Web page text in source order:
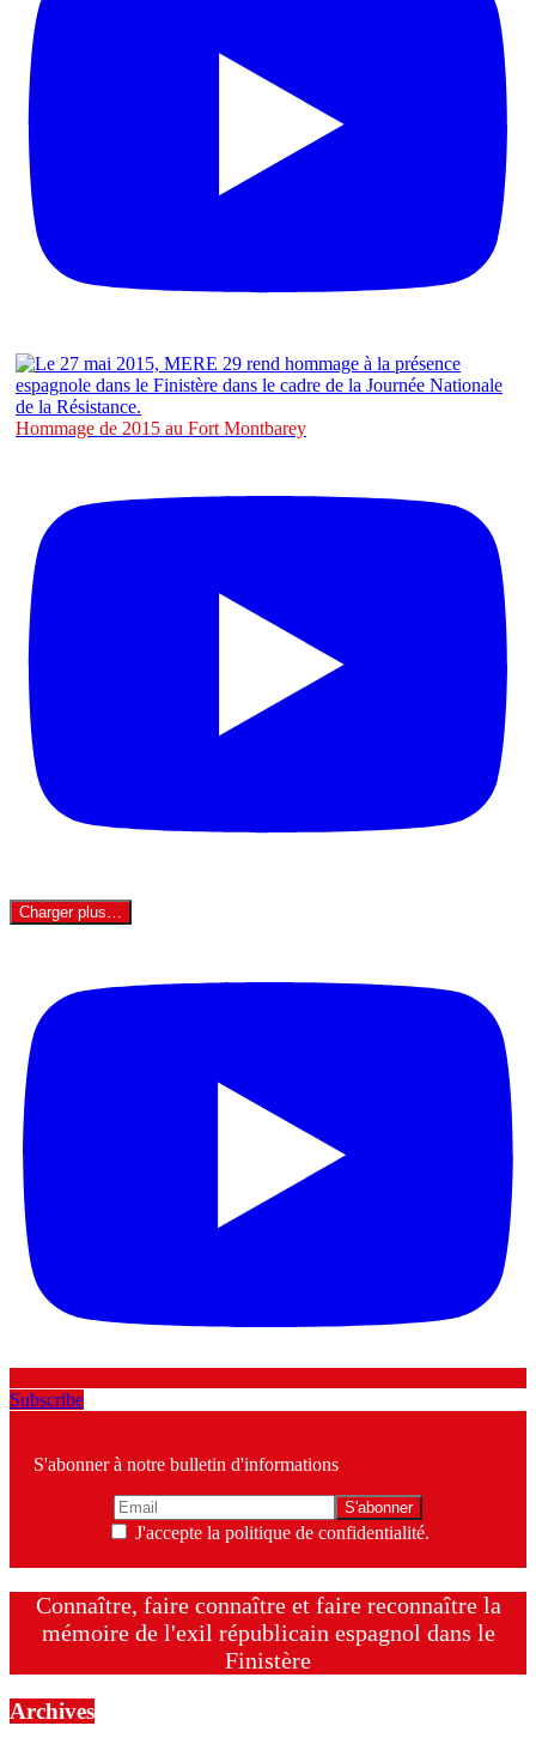
Hommage de 2015 au Fort Montbarey
Charger plus…
Subscribe
S'abonner à notre bulletin d'informations
J'accepte la politique de confidentialité.
Connaître, faire connaître et faire reconnaître la
mémoire de l'exil républicain espagnol dans le
Finistère
Archives